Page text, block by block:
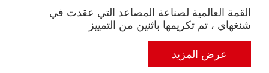
القمة العالمية لصناعة المصاعد التي عقدت في
شنغهاي ، تم تكريمها باثنين من التمييز
عرض المزيد